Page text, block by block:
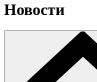
Новости